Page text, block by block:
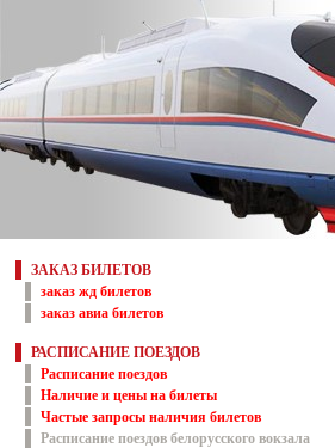
ЗАКАЗ БИЛЕТОВ
заказ жд билетов
заказ авиа билетов
РАСПИСАНИЕ ПОЕЗДОВ
Расписание поездов
Наличие и цены на билеты
Частые запросы наличия билетов
Расписание поездов белорусского вокзала